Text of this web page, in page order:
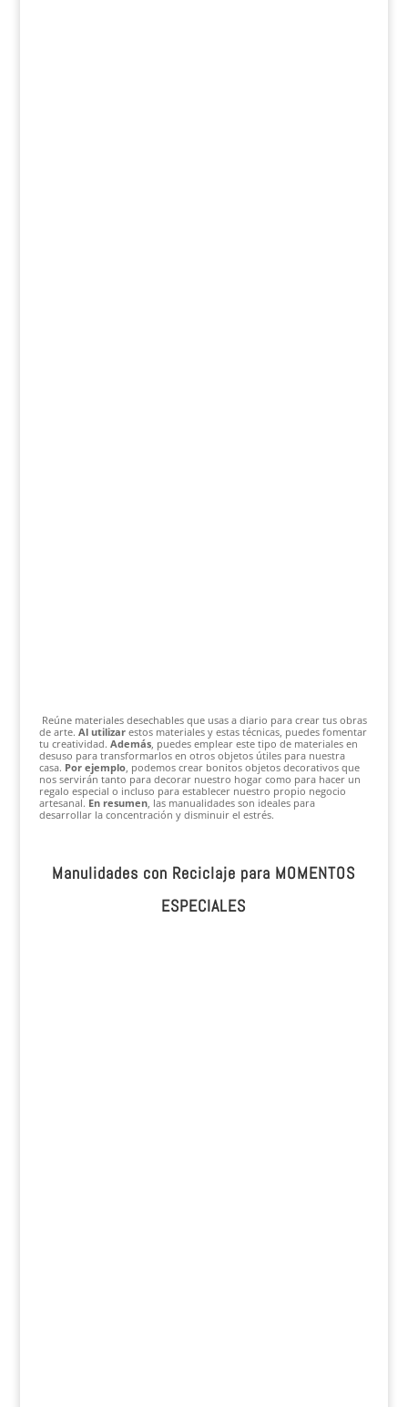
Reúne materiales desechables que usas a diario para crear tus obras
de arte. Al utilizarestos materiales y estas técnicas, puedes fomentar
tu creatividad. Además, puedes emplear este tipo de materiales en
desuso para transformarlos en otros objetos útiles para nuestra
casa. Por ejemplo, podemos crear bonitos objetos decorativos que
nos servirán tanto para decorar nuestro hogar como para hacer un
regalo especial o incluso para establecer nuestro propio negocio
artesanal. En resumen, las manualidades son ideales para
desarrollar la concentración y disminuir el estrés.
Manulidades con Reciclaje para MOMENTOS
ESPECIALES